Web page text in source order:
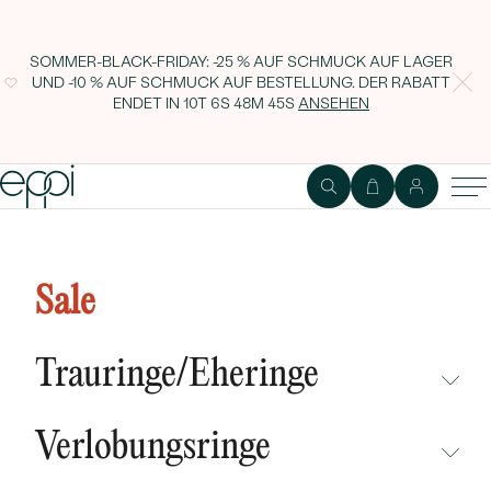
SOMMER-BLACK-FRIDAY: -25 % AUF SCHMUCK AUF LAGER
UND -10 % AUF SCHMUCK AUF BESTELLUNG. DER RABATT
ENDET IN 10T 6S 48M 44SANSEHEN
Sale
Trauringe/Eheringe
NEUHEITEN
Verlobungsringe
Silber Jabari